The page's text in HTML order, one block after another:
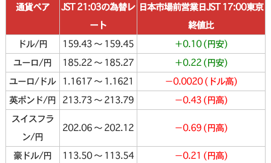
通貨ペア
JST 21:03の為替レ
ート
日本市場前営業日JST 17:00東京
終値比
ドル/円
159.43 〜 159.45
＋0.10 (円安)
ユーロ/円
185.22 〜 185.27
＋0.22 (円安)
ユーロ/ドル
1.1617 〜 1.1621
−0.0020 (ドル高)
英ポンド/円
213.73 〜 213.79
−0.43 (円高)
スイスフラ
ン/円
202.06 〜 202.12 −0.69 (円高)
豪ドル/円 113.50 〜 113.54 −0.21 (円高)